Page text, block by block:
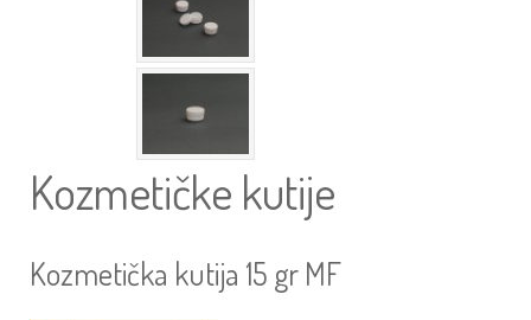
Kozmetičke kutije
Kozmetička kutija 15 gr MF